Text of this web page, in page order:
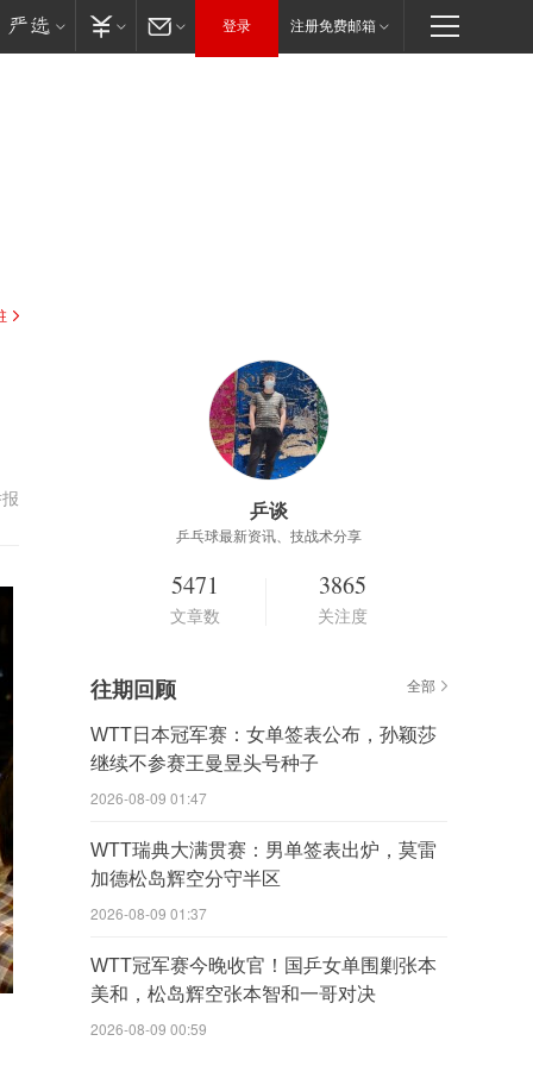
登录 注册免费邮箱
乒谈
乒乓球最新资讯、技战术分享
5471
文章数
3865
关注度
往期回顾 全部
WTT日本冠军赛：女单签表公布，孙颖莎
继续不参赛王曼昱头号种子
2026-08-09 01:47
WTT瑞典大满贯赛：男单签表出炉，莫雷
加德松岛辉空分守半区
2026-08-09 01:37
WTT冠军赛今晚收官！国乒女单围剿张本
美和，松岛辉空张本智和一哥对决
2026-08-09 00:59